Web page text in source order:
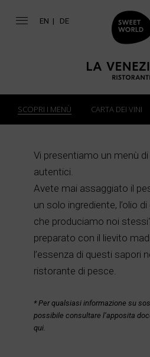
EN DE
Vi presentiamo un menù
autentici.
Avete mai assaggiato il
un solo ingrediente, l’olio
che produciamo noi
preparato con il lievito
l’essenza di questi sapori
ristorante di pesce.
* Per qualsiasi informazione su
possibile consultare l’apposita
qui.
SCOPRI I MENÙ CARTA DEI VINI